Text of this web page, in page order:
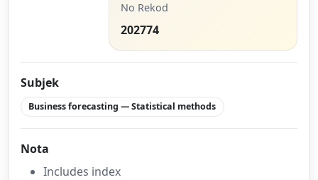
No Rekod
202774
Subjek
Business forecasting — Statistical methods
Nota
Includes index